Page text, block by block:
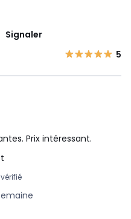
Signaler
5
Prix intéressant.